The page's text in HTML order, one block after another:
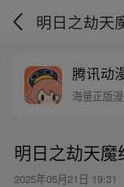
明日之劫天
腾讯动
海量正版
明日之劫天魔
2025年05月21日 19:31